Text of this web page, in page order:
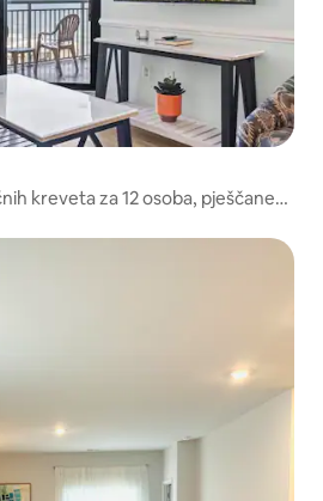
kreveta za 12 osoba, pješčane